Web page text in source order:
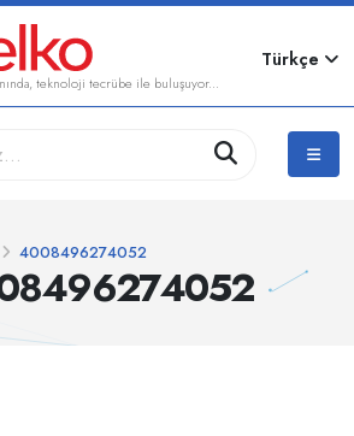
teknoloji tecrübe ile buluşuyor...
Türkçe
4008496274052